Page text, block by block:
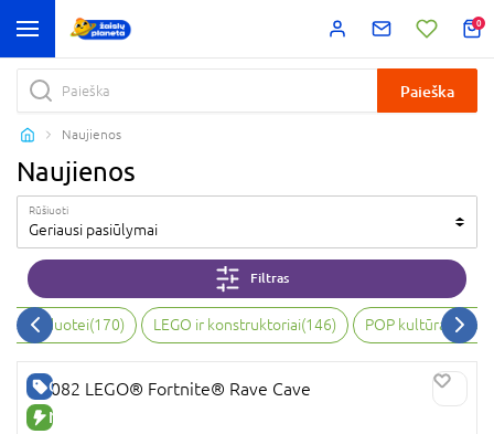
0
Paieška
Naujienos
Naujienos
Rūšiuoti
Geriausi pasiūlymai
Filtras
vaizduotei(170) LEGO ir konstruktoriai(146) POP kultūra ir
GERA KAINA
NAUJA PREKĖ
77082 LEGO® Fortnite® Rave Cave